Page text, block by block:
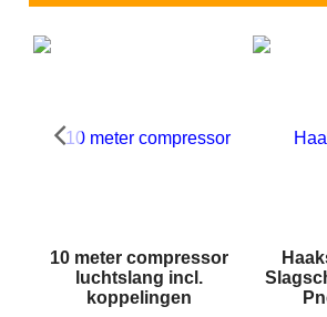
10 meter compressor
luchtslang incl.
koppelingen